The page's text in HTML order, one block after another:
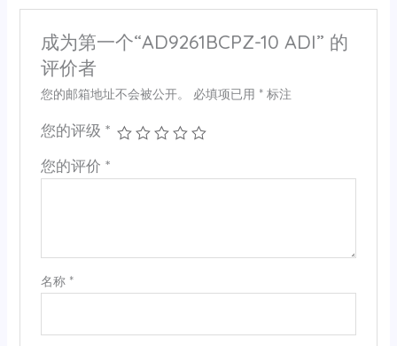
成为第一个“AD9261BCPZ-10 ADI” 的
评价者
您的邮箱地址不会被公开。 必填项已用 *标注
您的评级 *
您的评价 *
名称 *